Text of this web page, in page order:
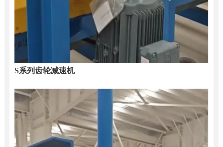
S系列齿轮减速机